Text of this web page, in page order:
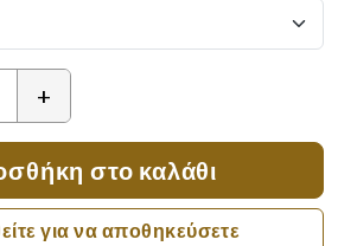
+
στο καλάθι
για να αποθηκεύσετε